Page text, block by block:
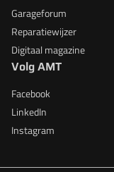
Garageforum
Reparatiewijzer
Digitaal magazine
Volg AMT
Facebook
LinkedIn
Instagram